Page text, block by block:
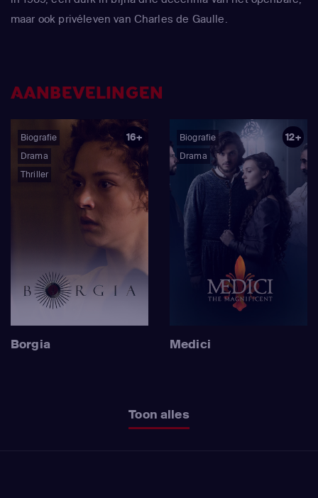
maar ook privéleven van Charles de Gaulle.
AANBEVELINGEN
Biografie
Drama
Thriller
16+
Borgia
Biografie
Drama
12+
Medici
Toon alles